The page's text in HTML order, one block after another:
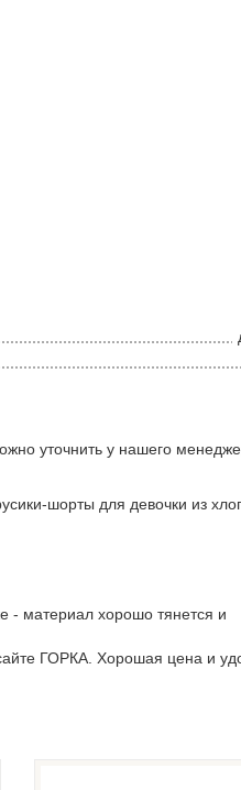
уточнить у нашего
шорты для девочки из
- материал хорошо тянется и
ГОРКА. Хорошая цена и